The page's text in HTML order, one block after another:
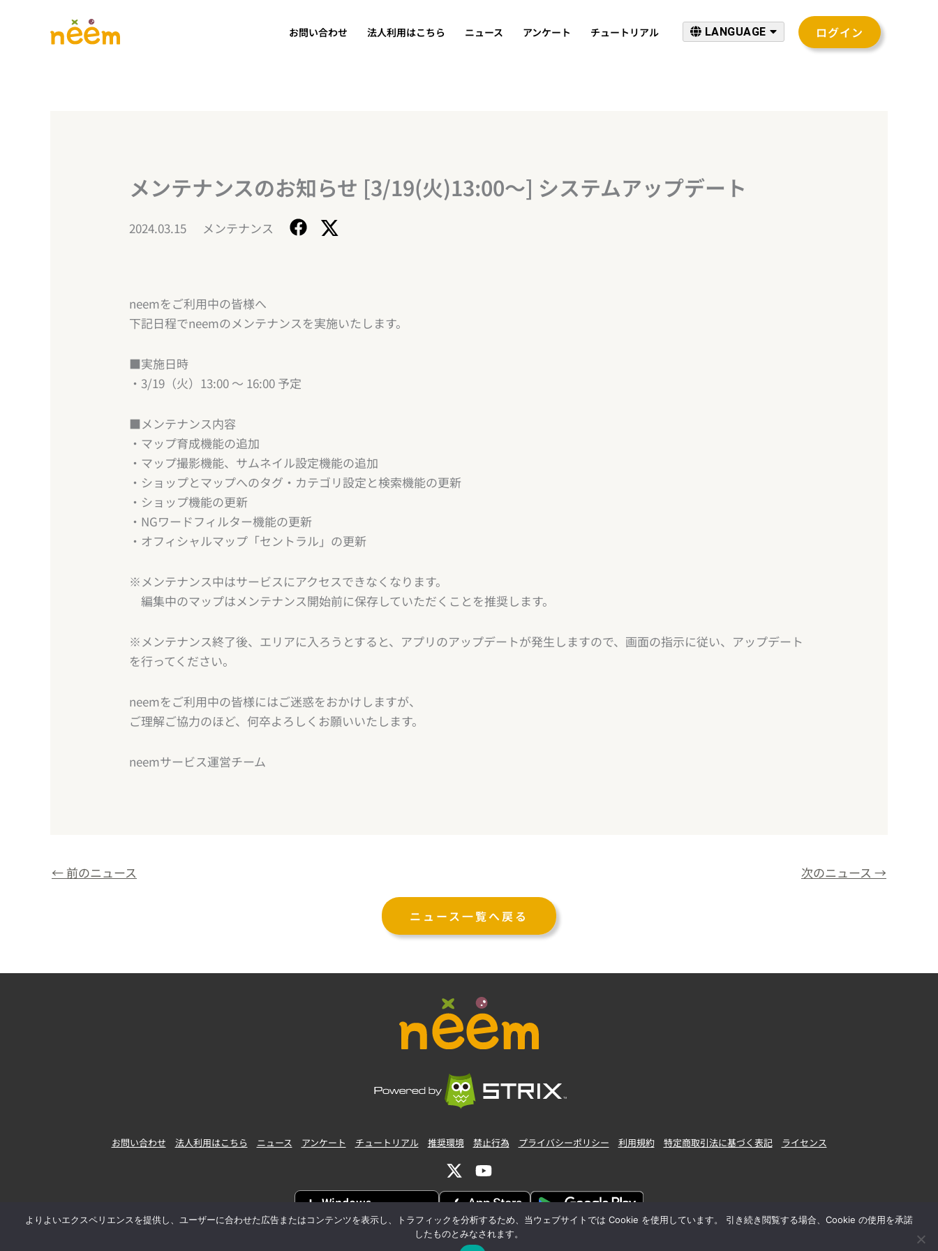
お問い合わせ 法人利用はこちら ニュース アンケート チュートリアル LANGUAGE ログイン
メンテナンスのお知らせ [3/19(火)13:00～] システムアップデート
2024.03.15 メンテナンス
neemをご利用中の皆様へ
下記日程でneemのメンテナンスを実施いたします。
■実施日時
・3/19（火）13:00 ～ 16:00 予定
■メンテナンス内容
・マップ育成機能の追加
・マップ撮影機能、サムネイル設定機能の追加
・ショップとマップへのタグ・カテゴリ設定と検索機能の更新
・ショップ機能の更新
・NGワードフィルター機能の更新
・オフィシャルマップ「セントラル」の更新
※メンテナンス中はサービスにアクセスできなくなります。
編集中のマップはメンテナンス開始前に保存していただくことを推奨します。
※メンテナンス終了後、エリアに入ろうとすると、アプリのアップデートが発生しますので、画面の指示に従い、アップデート
を行ってください。
neemをご利用中の皆様にはご迷惑をおかけしますが、
ご理解ご協力のほど、何卒よろしくお願いいたします。
neemサービス運営チーム
← 前のニュース 次のニュース →
ニュース一覧へ戻る
お問い合わせ 法人利用はこちら ニュース アンケート チュートリアル 推奨環境 禁止行為 プライバシーポリシー 利用規約 特定商取引法に基づく表記 ライセンス
Windows
すぐに、アプリダウンロード
よりよいエクスペリエンスを提供し、ユーザーに合わせた広告またはコンテンツを表示し、トラフィックを分析するため、当ウェブサイトでは Cookie を使用しています。 引き続き閲覧する場合、Cookie の使用を承諾
したものとみなされます。